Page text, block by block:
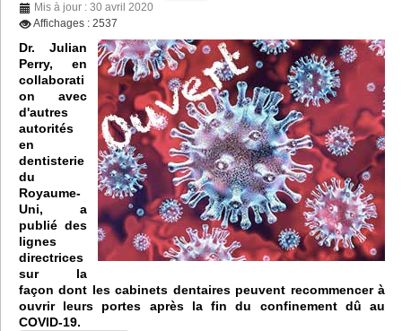
Mis à jour : 30 avril 2020
Affichages : 2537
Dr. Julian
Perry, en
collaborati
on avec
d'autres
autorités
en
dentisterie
du
Royaume-
Uni, a
publié des
lignes
directrices
sur la
façon dont les cabinets dentaires peuvent recommencer à
ouvrir leurs portes après la fin du confinement dû au
COVID-19.